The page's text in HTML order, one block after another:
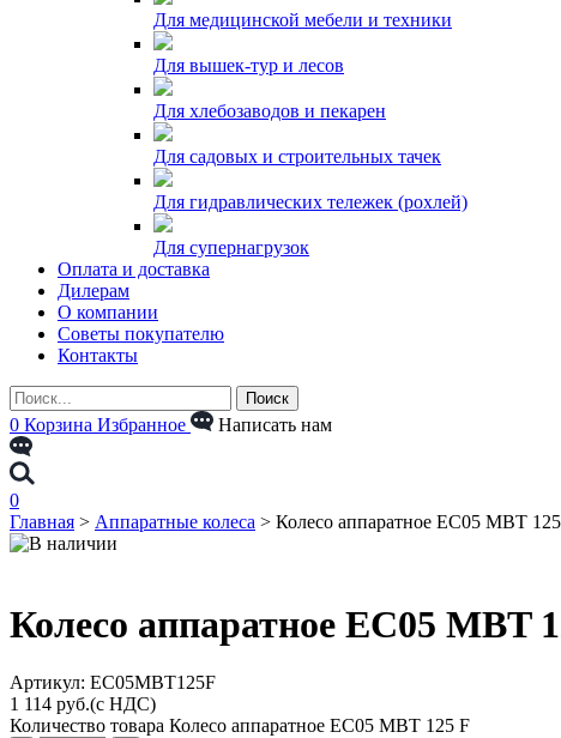
Для медицинской мебели и техники
Для вышек-тур и лесов
Для хлебозаводов и пекарен
Для садовых и строительных тачек
Для гидравлических тележек (рохлей)
Для супернагрузок
Оплата и доставка
Дилерам
О компании
Советы покупателю
Контакты
0 Корзина Избранное Написать нам
0
Главная > Аппаратные колеса > Колесо аппаратное EC05 MBT
Колесо аппаратное EC05 MBT
Aртикул: EC05MBT125F
1 114 руб.(с НДС)
Количество товара Колесо аппаратное EC05 MBT 125 F